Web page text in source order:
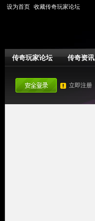
设为首页 收藏传奇玩家论坛
传奇玩家论坛 传奇资讯
立即注册